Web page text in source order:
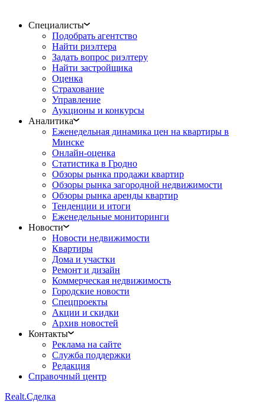
Специалисты
Подобрать агентство
Найти риэлтера
Задать вопрос риэлтеру
Найти застройщика
Оценка
Страхование
Управление
Аукционы и конкурсы
Аналитика
Еженедельная динамика цен на квартиры в
Минске
Онлайн-оценка
Статистика в Гродно
Обзоры рынка продажи квартир
Обзоры рынка загородной недвижимости
Обзоры рынка аренды квартир
Тенденции и итоги
Еженедельные мониторинги
Новости
Новости недвижимости
Квартиры
Дома и участки
Ремонт и дизайн
Коммерческая недвижимость
Городские новости
Спецпроекты
Акции и скидки
Архив новостей
Контакты
Реклама на сайте
Служба поддержки
Редакция
Справочный центр
Realt.Сделка